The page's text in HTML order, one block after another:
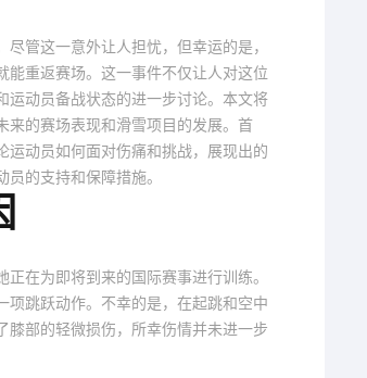
管这一意外让人担忧，但幸运的是，
能重返赛场。这一事件不仅让人对这位
运动员备战状态的进一步讨论。本文将
来的赛场表现和滑雪项目的发展。首
运动员如何面对伤痛和挑战，展现出的
的支持和保障措施。
在为即将到来的国际赛事进行训练。
项跳跃动作。不幸的是，在起跳和空中
膝部的轻微损伤，所幸伤情并未进一步